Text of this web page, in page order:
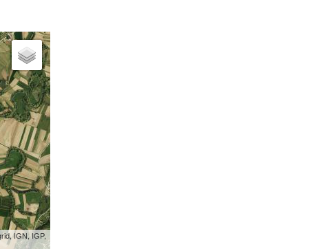
IGN, IGP,